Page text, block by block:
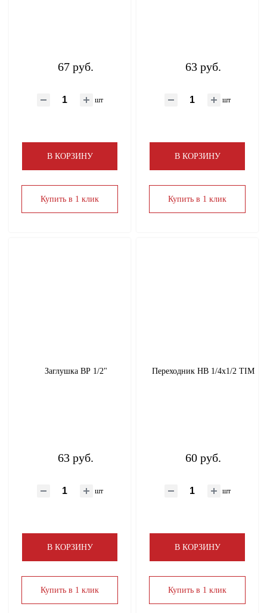
67 руб.
шт
В КОРЗИНУ
Купить в 1 клик
63 руб.
шт
В КОРЗИНУ
Купить в 1 клик
Заглушка ВР 1/2"
63 руб.
шт
В КОРЗИНУ
Купить в 1 клик
Переходник НВ 1/4х1/2 TIM
60 руб.
шт
В КОРЗИНУ
Купить в 1 клик